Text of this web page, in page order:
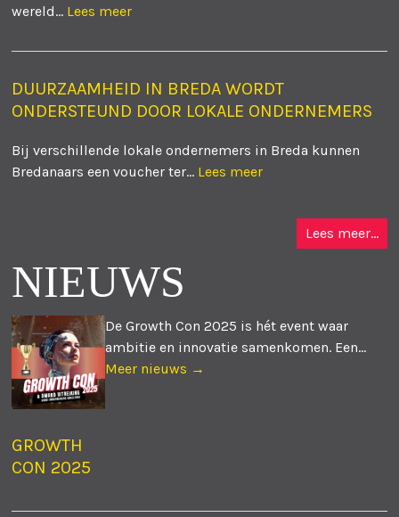
wereld... Lees meer
DUURZAAMHEID IN BREDA WORDT
ONDERSTEUND DOOR LOKALE ONDERNEMERS
Bij verschillende lokale ondernemers in Breda kunnen
Bredanaars een voucher ter... Lees meer
Lees meer...
NIEUWS
GROWTH
CON 2025
De Growth Con 2025 is hét event waar
ambitie en innovatie samenkomen. Een...
Meer nieuws →